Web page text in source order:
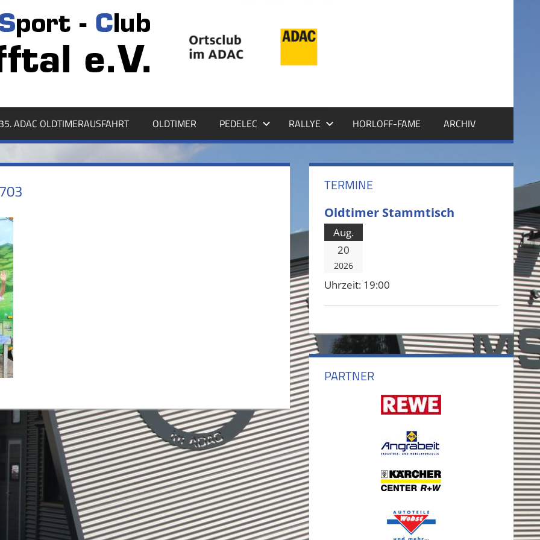
35. ADAC OLDTIMERAUSFAHRT OLDTIMER PEDELEC RALLYE HORLOFF-FAME ARCHIV
TERMINE
Oldtimer Stammtisch
Aug.
20
2026
Uhrzeit: 19:00
PARTNER